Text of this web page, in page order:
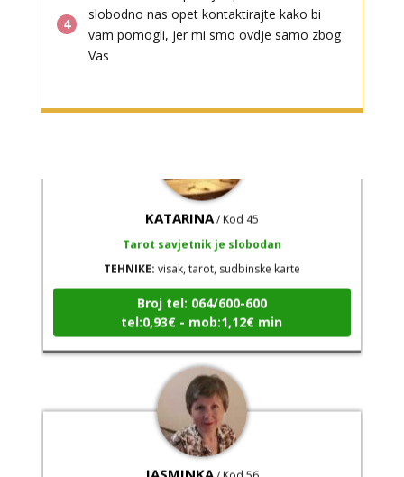
4
slobodno nas opet kontaktirajte kako bi
vam pomogli, jer mi smo ovdje samo zbog
Vas
Broj tel: 064/600-600
KATARINA/ Kod 45
TEHNIKE: visak, tarot, sudbinske karte
Broj tel: 064/600-600
tel:0,93€ - mob:1,12€ min
JASMINKA/ Kod 56